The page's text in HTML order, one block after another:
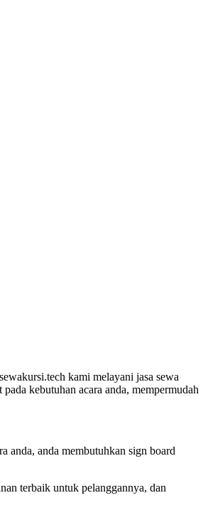
kami melayani jasa sewa
kebutuhan acara anda, mempermudah
anda, anda membutuhkan sign board
terbaik untuk pelanggannya, dan